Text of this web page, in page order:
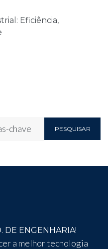
Eficiência,
PESQUISAR
DE ENGENHARIA!
a melhor tecnologia